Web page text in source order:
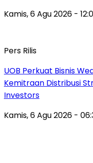
Kamis, 6 Agu 2026 -
Pers Rilis
UOB Perkuat Bisnis
Kemitraan Distribusi
Investors
Kamis, 6 Agu 2026 -